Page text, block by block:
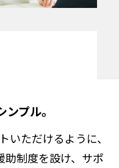
プル。
ただけるように、
制度を設け、サポ